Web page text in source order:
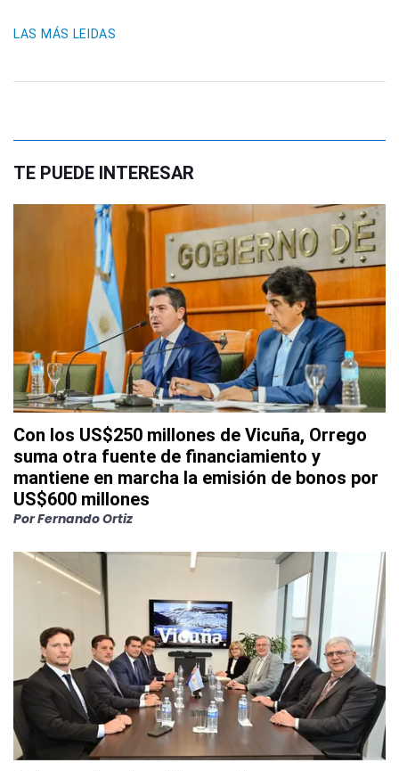
LAS MÁS LEIDAS
TE PUEDE INTERESAR
Con los US$250 millones de Vicuña, Orrego
suma otra fuente de financiamiento y
mantiene en marcha la emisión de bonos por
US$600 millones
PorFernando Ortiz